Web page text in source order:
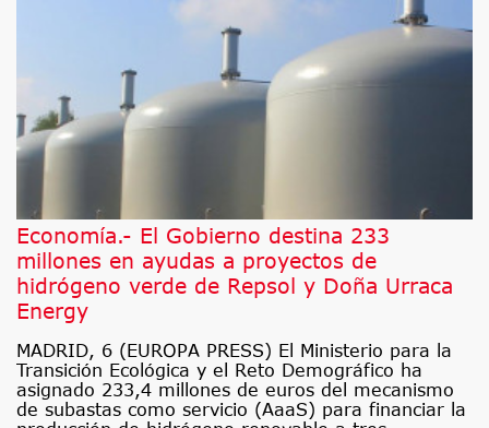
Economía.- El Gobierno destina 233
millones en ayudas a proyectos de
hidrógeno verde de Repsol y Doña Urraca
Energy
MADRID, 6 (EUROPA PRESS) El Ministerio para la
Transición Ecológica y el Reto Demográfico ha
asignado 233,4 millones de euros del mecanismo
de subastas como servicio (AaaS) para financiar la